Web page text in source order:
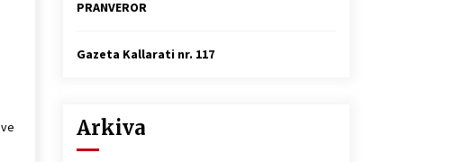
PRANVEROR
Gazeta Kallarati nr. 117
Arkiva